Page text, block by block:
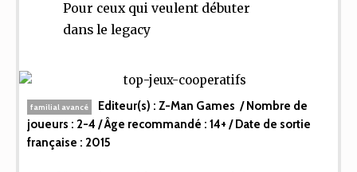
Pour ceux qui veulent débuter
dans le legacy
familial avancé Editeur(s) : Z-Man Games / Nombre de
joueurs : 2-4 / Âge recommandé : 14+ / Date de sortie
française : 2015